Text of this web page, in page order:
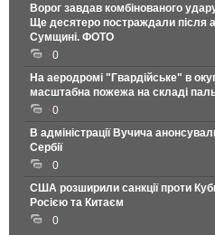
Ворог завдав комбінованого
Ще десятеро постраждали після
Сумщині. ФОТО
0
На аеродромі "Гвардійське" в
масштабна пожежа на складі
0
В адміністрації Вучича
Сербії
0
США розширили санкції проти
Росією та Китаєм
0